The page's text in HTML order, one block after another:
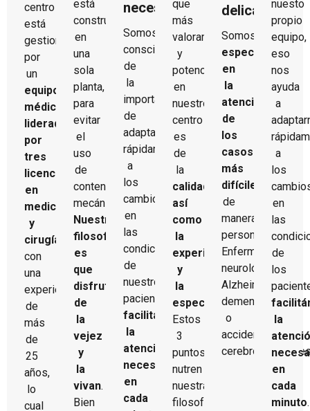
centro
está
gestionado
por
un
equipo
médico
liderado
por
tres
licenciados
en
medicina
y
cirugía
con
una
experiencia
de
más
de
25
años,
lo
cual
está
construido
en
una
sola
planta,
para
evitar
el
uso
de
contenciones
mecánicas.
Nuestra
filosofía
es
que
disfruten
de
la
vejez
y
la
vivan.
Bien
necesidades
Somos
conscientes
de
la
importancia
de
adaptarnos
rápidamente
a
los
cambios
en
las
condiciones
de
nuestros
pacientes,
facilitándoles
la
atención
necesaria
en
cada
que
más
valoramos
y
potenciamos
en
nuestro
centro
es
de
la
calidad,
así
como
la
experiencia
y
la
especialización.
Estos
3
puntos
nutren
nuestra
filosofía
delicados
Somos
especialistas
en
la
atención
de
los
casos
más
difíciles
de
manera
personalizada:
Enfermedades
neurológicas,
Alzheimer,
demencias
o
accidentes
nuesto
propio
equipo,
eso
nos
ayuda
a
a
los
en
las
de
los
la
en
cada
minuto.